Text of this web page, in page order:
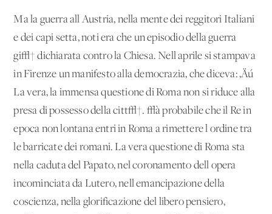
Ma la guerra all'Austria, nella mente dei reggitori Italiani
e dei capi setta, noti era che un episodio della guerra
gi√† dichiarata contro la Chiesa. Nell'aprile si stampava
in Firenze un manifesto alla democrazia, che diceva: ‚Äú
La vera, la immensa questione di Roma non si riduce alla
presa di possesso della citt√†. √à probabile che il Re in
epoca non lontana entri in Roma a rimettere l'ordine tra
le barricate dei romani. La vera questione di Roma sta
nella caduta del Papato, nel coronamento dell'opera
incominciata da Lutero, nell'emancipazione della
coscienza, nella glorificazione del libero pensiero,